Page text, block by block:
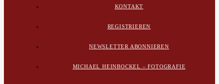
KONTAKT
REGISTRIEREN
NEWSLETTER ABONNIEREN
MICHAEL HEINBOCKEL – FOTOGRAFIE